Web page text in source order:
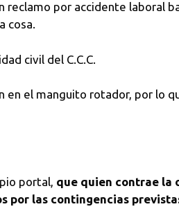
por accidente laboral
cosa.
civil del C.C.C.
el manguito rotador, por lo
portal, que quien contrae la
las contingencias